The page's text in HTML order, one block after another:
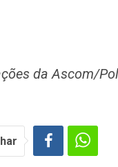
da Ascom/